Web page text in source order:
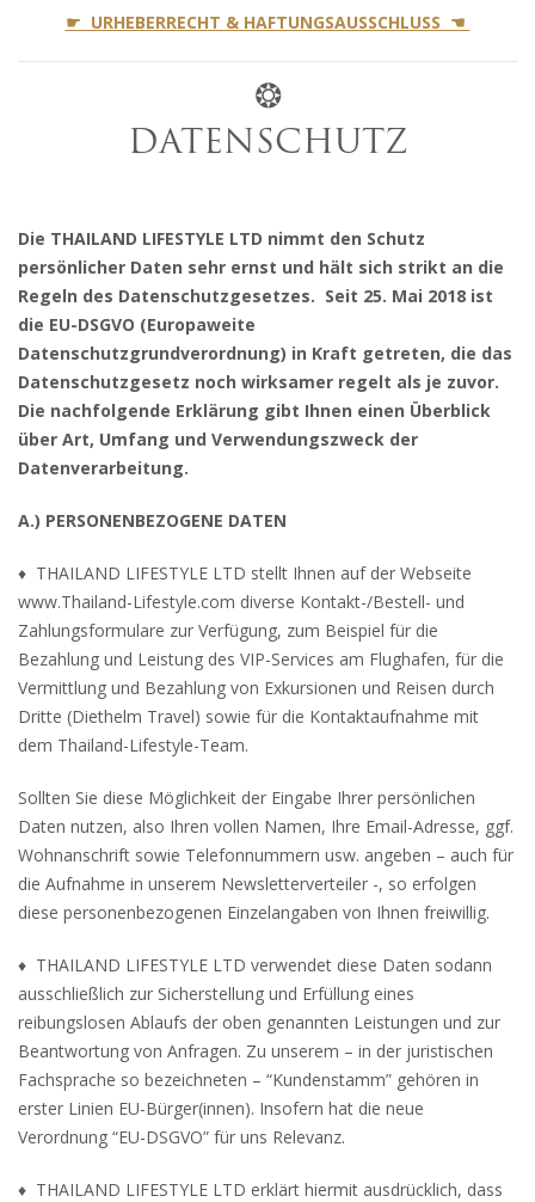
☛ URHEBERRECHT & HAFTUNGSAUSSCHLUSS ☚
❂
DATENSCHUTZ
Die THAILAND LIFESTYLE LTD nimmt den Schutz
persönlicher Daten sehr ernst und hält sich strikt an die
Regeln des Datenschutzgesetzes. Seit 25. Mai 2018 ist
die EU-DSGVO (Europaweite
Datenschutzgrundverordnung) in Kraft getreten, die das
Datenschutzgesetz noch wirksamer regelt als je zuvor.
Die nachfolgende Erklärung gibt Ihnen einen Überblick
über Art, Umfang und Verwendungszweck der
Datenverarbeitung.
A.) PERSONENBEZOGENE DATEN
♦ THAILAND LIFESTYLE LTD stellt Ihnen auf der Webseite
www.Thailand-Lifestyle.com diverse Kontakt-/Bestell- und
Zahlungsformulare zur Verfügung, zum Beispiel für die
Bezahlung und Leistung des VIP-Services am Flughafen, für die
Vermittlung und Bezahlung von Exkursionen und Reisen durch
Dritte (Diethelm Travel) sowie für die Kontaktaufnahme mit
dem Thailand-Lifestyle-Team.
Sollten Sie diese Möglichkeit der Eingabe Ihrer persönlichen
Daten nutzen, also Ihren vollen Namen, Ihre Email-Adresse, ggf.
Wohnanschrift sowie Telefonnummern usw. angeben – auch für
die Aufnahme in unserem Newsletterverteiler -, so erfolgen
diese personenbezogenen Einzelangaben von Ihnen freiwillig.
♦ THAILAND LIFESTYLE LTD verwendet diese Daten sodann
ausschließlich zur Sicherstellung und Erfüllung eines
reibungslosen Ablaufs der oben genannten Leistungen und zur
Beantwortung von Anfragen. Zu unserem – in der juristischen
Fachsprache so bezeichneten – “Kundenstamm” gehören in
erster Linien EU-Bürger(innen). Insofern hat die neue
Verordnung “EU-DSGVO” für uns Relevanz.
♦ THAILAND LIFESTYLE LTD erklärt hiermit ausdrücklich, dass